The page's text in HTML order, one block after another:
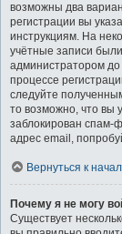
возможны два
регистрации вы
инструкциям. На
учётные записи
администратором
процессе
следуйте
то возможно, что вы
заблокирован спам-
адрес email,
Вернуться к
Почему я не могу
Существует